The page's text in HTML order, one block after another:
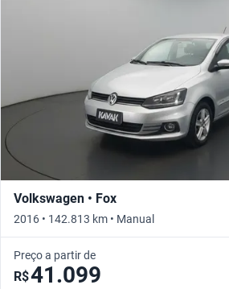
Volkswagen • Fox
2016 • 142.813 km • Manual
Preço a partir de
R$41.099